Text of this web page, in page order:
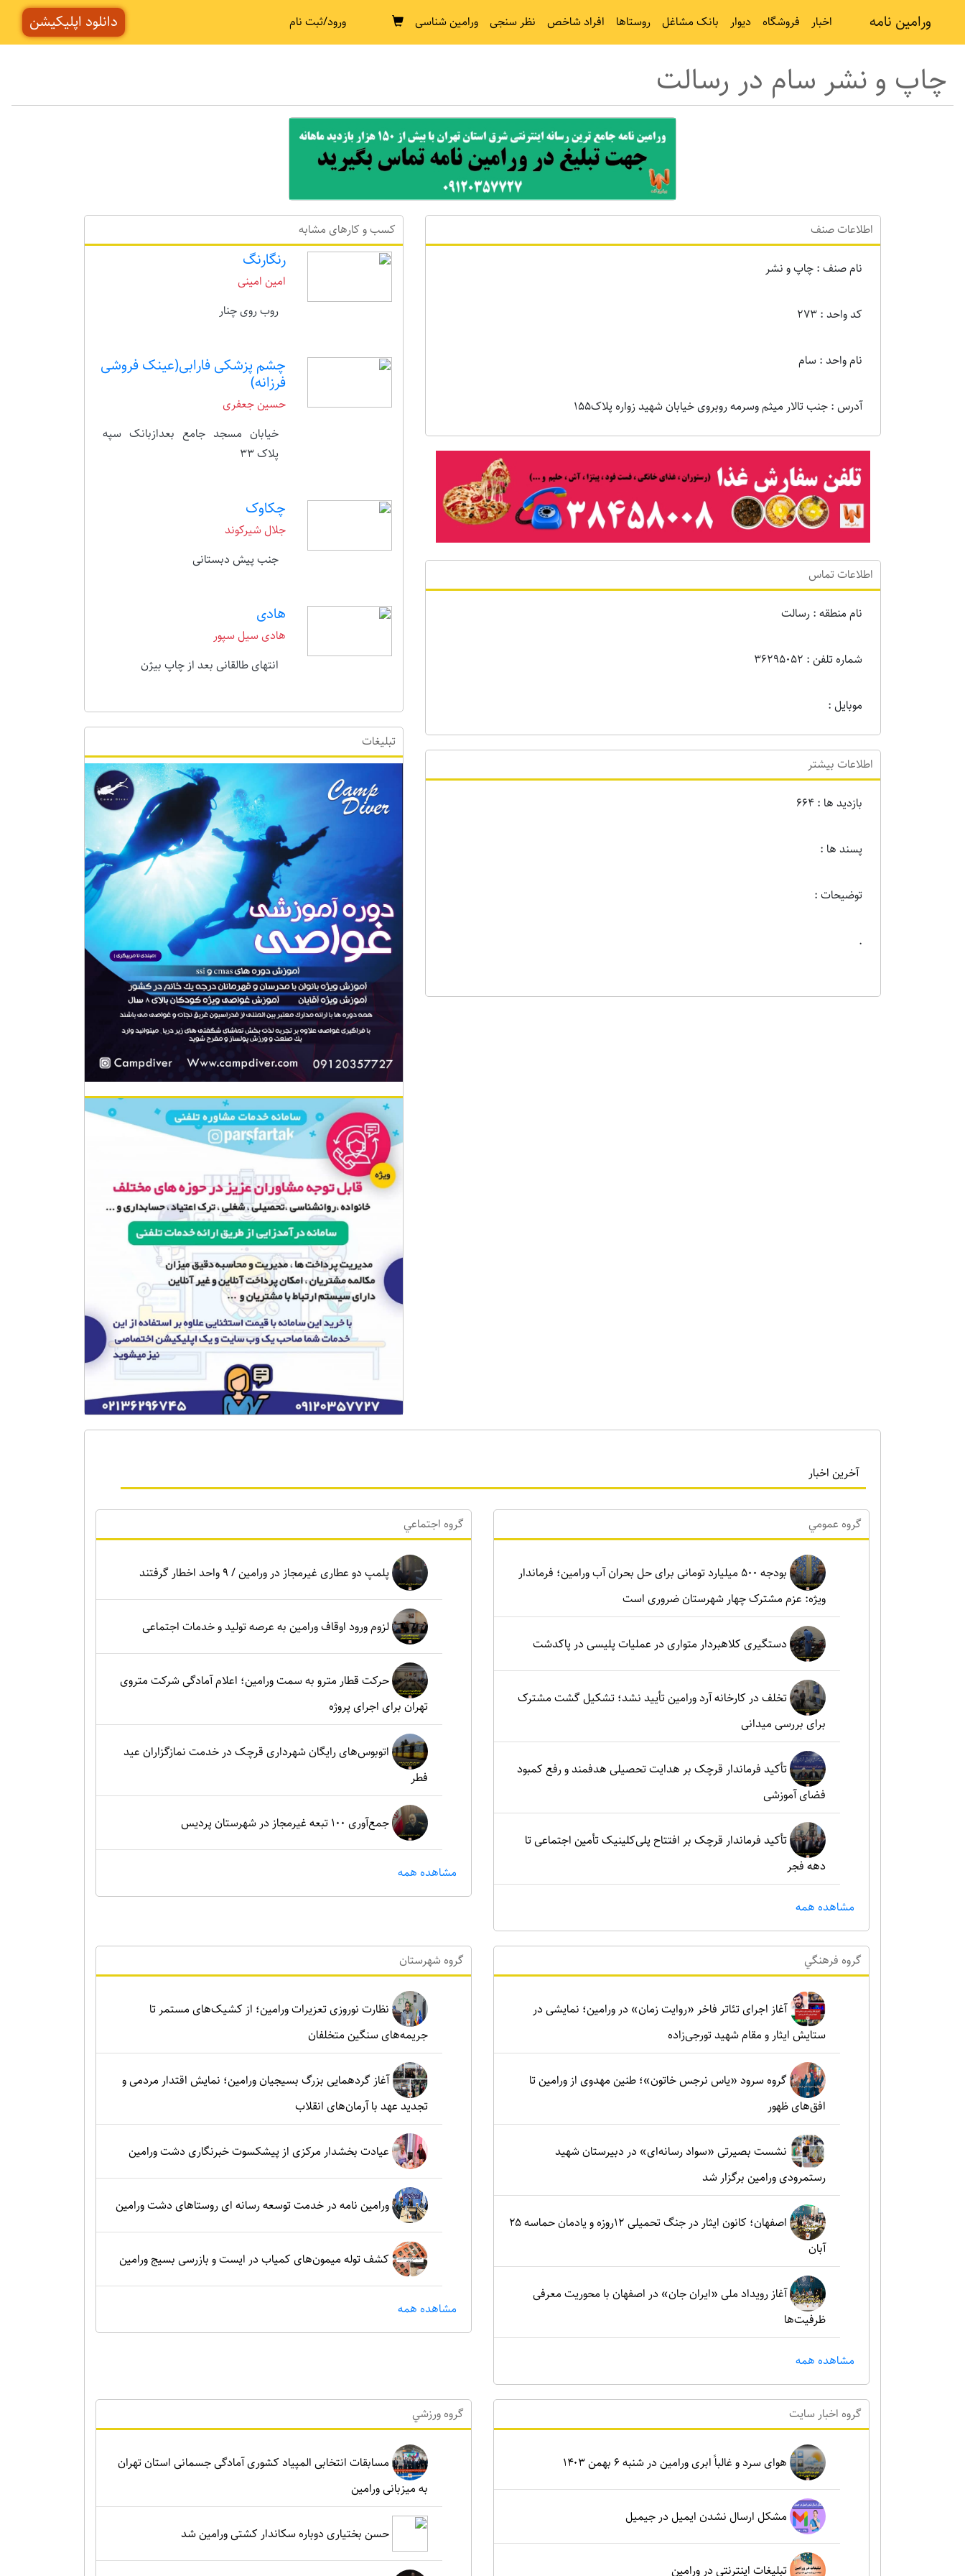
ورامین نامه اخبار فروشگاه دیوار بانک مشاغل روستاها افراد شاخص نظر سنجی ورامین شناسی ورود/ثبت نام دانلود اپلیکیشن
چاپ و نشر سام در رسالت
اطلاعات صنف
نام صنف : چاپ و نشر
کد واحد : 273
نام واحد : سام
آدرس : جنب تالار میثم وسرمه روبروی خیابان شهید زواره پلاک155
اطلاعات تماس
نام منطقه : رسالت
شماره تلفن : 36295052
موبایل :
اطلاعات بیشتر
بازدید ها : 664
پسند ها :
توضیحات :
.
کسب و کارهای مشابه
رنگارنگ
امین امینی
روب روی چنار
چشم پزشکی فارابی(عینک فروشی
فرزانه)
حسین جعفری
خیابان مسجد جامع بعدازبانک سپه
پلاک 33
چکاوک
جلال شیرکوند
جنب پیش دبستانی
هادی
هادی سیل سپور
انتهای طالقانی بعد از چاپ بیژن
تبلیغات
آخرین اخبار
گروه عمومي
بودجه ۵۰۰ میلیارد تومانی برای حل بحران آب ورامین؛ فرماندار
ویژه: عزم مشترک چهار شهرستان ضروری است
دستگیری کلاهبردار متواری در عملیات پلیسی در پاکدشت
تخلف در کارخانه آرد ورامین تأیید نشد؛ تشکیل گشت مشترک
برای بررسی میدانی
تأکید فرماندار قرچک بر هدایت تحصیلی هدفمند و رفع کمبود
فضای آموزشی
تأکید فرماندار قرچک بر افتتاح پلی‌کلینیک تأمین اجتماعی تا
دهه فجر
مشاهده همه
گروه اجتماعي
پلمپ دو عطاری غیرمجاز در ورامین / ۹ واحد اخطار گرفتند
لزوم ورود اوقاف ورامین به عرصه تولید و خدمات اجتماعی
حرکت قطار مترو به سمت ورامین؛ اعلام آمادگی شرکت متروی
تهران برای اجرای پروژه
اتوبوس‌های رایگان شهرداری قرچک در خدمت نمازگزاران عید
فطر
جمع‌آوری ۱۰۰ تبعه غیرمجاز در شهرستان پردیس
مشاهده همه
گروه فرهنگي
آغاز اجرای تئاتر فاخر «روایت زمان» در ورامین؛ نمایشی در
ستایش ایثار و مقام شهید تورجی‌زاده
گروه سرود «یاس نرجس خاتون»؛ طنین مهدوی از ورامین تا
افق‌های ظهور
نشست بصیرتی «سواد رسانه‌ای» در دبیرستان شهید
رستمرودی ورامین برگزار شد
اصفهان؛ کانون ایثار در جنگ تحمیلی ۱۲روزه و یادمان حماسه ۲۵
آبان
آغاز رویداد ملی «ایران جان» در اصفهان با محوریت معرفی
ظرفیت‌ها
مشاهده همه
گروه شهرستان
نظارت نوروزی تعزیرات ورامین؛ از کشیک‌های مستمر تا
جریمه‌های سنگین متخلفان
آغاز گردهمایی بزرگ بسیجیان ورامین؛ نمایش اقتدار مردمی و
تجدید عهد با آرمان‌های انقلاب
عیادت بخشدار مرکزی از پیشکسوت خبرنگاری دشت ورامین
ورامین نامه در خدمت توسعه رسانه ای روستاهای دشت ورامین
کشف توله میمون‌های کمیاب در ایست و بازرسی بسیج ورامین
مشاهده همه
گروه اخبار سايت
هوای سرد و غالباً ابری ورامین در شنبه ۶ بهمن ۱۴۰۳
مشکل ارسال نشدن ایمیل در جیمیل
تبلیغات اینترنتی در ورامین
گروه ورزشي
مسابقات انتخابی المپیاد کشوری آمادگی جسمانی استان تهران
به میزبانی ورامین
حسن بختیاری دوباره سکاندار کشتی ورامین شد